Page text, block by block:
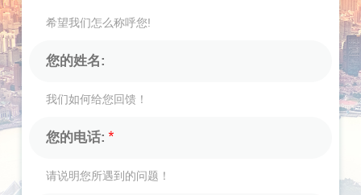
希望我们怎么称呼您!
我们如何给您回馈！
请说明您所遇到的问题！